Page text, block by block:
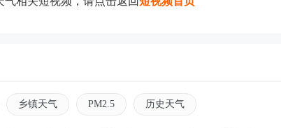
乡镇天气 PM2.5 历史天气